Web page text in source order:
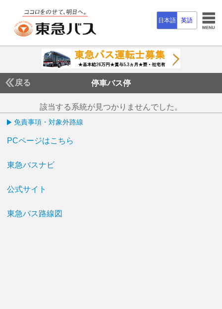
日本語 英語
戻る 停車バス停
該当する系統が見つかりませんでした。
免責事項・対象外路線
PCページはこちら
東急バスナビ
公式サイト
東急バス路線図